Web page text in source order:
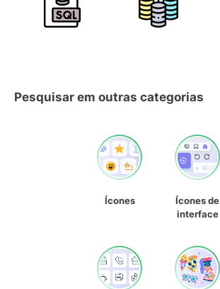
Pesquisar em outras categorias
Ícones
Ícones de
interface